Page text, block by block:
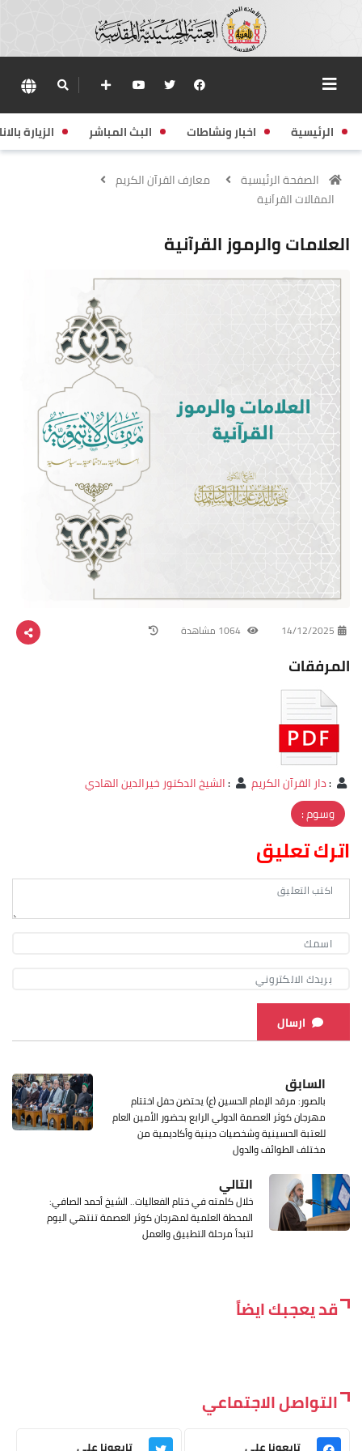
الرئيسية اخبار ونشاطات البث المباشر الزيارة
الصفحة الرئيسية
معارف القرآن الكريم
المقالات القراَنية
العلامات والرموز القرآنية
14/12/2025
المرفقات
:دار القرآن الكريم :الشيخ الدكتور خيرالدين الهادي
وسوم :
اترك تعليق
ارسال
السابق
بالصور: مرقد الإمام الحسين (ع) يحتضن حفل اختتام
مهرجان كوثر العصمة الدولي الرابع بحضور الأمين العام
للعتبة الحسينية وشخصيات دينية وأكاديمية من
مختلف الطوائف والدول
التالي
خلال كلمته في ختام الفعاليات.. الشيخ أحمد الصافي:
المحطة العلمية لمهرجان كوثر العصمة تنتهي اليوم
لتبدأ مرحلة التطبيق والعمل
قد يعجبك ايضاً
التواصل الاجتماعي
تابعونا على تابعونا على